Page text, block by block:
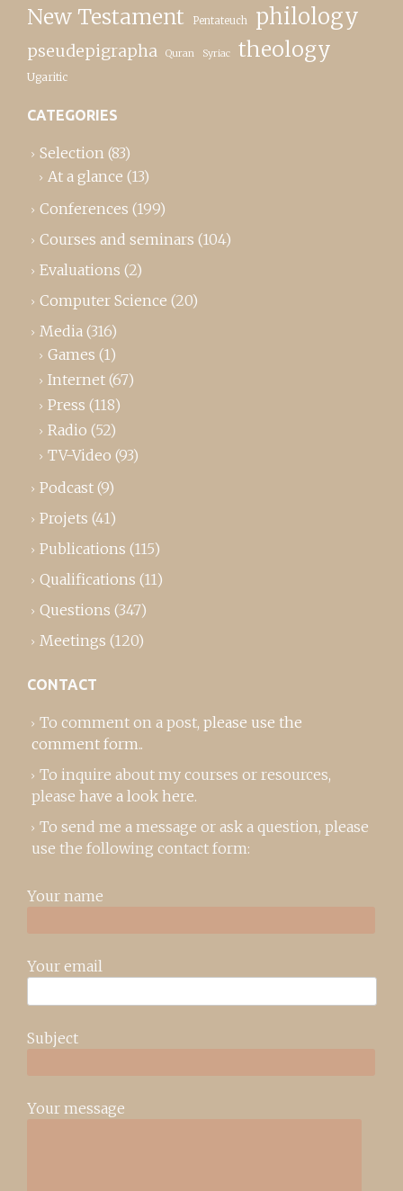
New Testament Pentateuch philology
pseudepigrapha Quran Syriac theology
Ugaritic
CATEGORIES
Selection (83)
At a glance (13)
Conferences (199)
Courses and seminars (104)
Evaluations (2)
Computer Science (20)
Media (316)
Games (1)
Internet (67)
Press (118)
Radio (52)
TV-Video (93)
Podcast (9)
Projets (41)
Publications (115)
Qualifications (11)
Questions (347)
Meetings (120)
CONTACT
To comment on a post, please use the
comment form..
To inquire about my courses or resources,
please have a look here.
To send me a message or ask a question, please
use the following contact form:
Your name
Your email
Subject
Your message